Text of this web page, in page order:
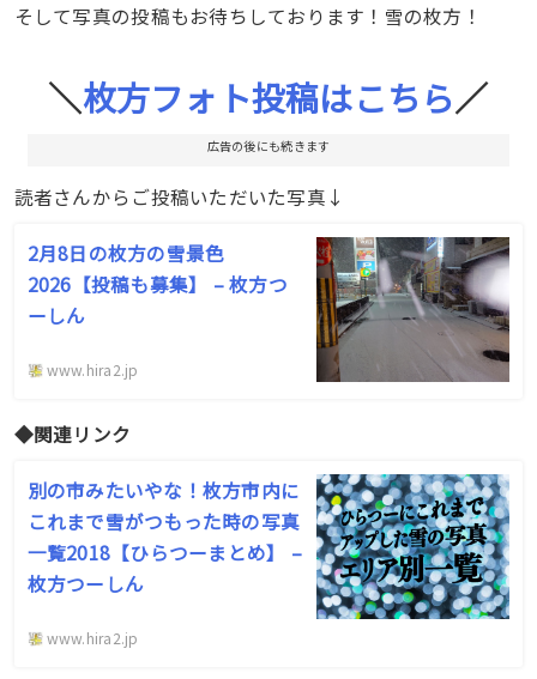
そして写真の投稿もお待ちしております！雪の枚方！
＼枚方フォト投稿はこちら／
広告の後にも続きます
読者さんからご投稿いただいた写真↓
2月8日の枚方の雪景色
2026【投稿も募集】 – 枚方つ
ーしん
www.hira2.jp
◆関連リンク
別の市みたいやな！枚方市内に
これまで雪がつもった時の写真
一覧2018【ひらつーまとめ】 –
枚方つーしん
www.hira2.jp